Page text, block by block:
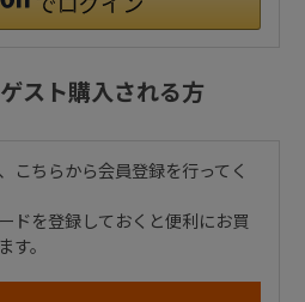
スト購入される方
こちらから会員登録を行ってく
ドを登録しておくと便利にお買
す。